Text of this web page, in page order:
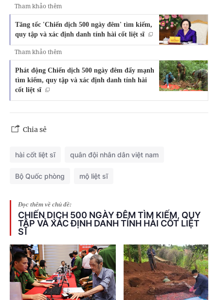
Tham khảo thêm
Tăng tốc 'Chiến dịch 500 ngày đêm' tìm kiếm,
quy tập và xác định danh tính hài cốt liệt sĩ
Tham khảo thêm
Phát động Chiến dịch 500 ngày đêm đẩy mạnh
tìm kiếm, quy tập và xác định danh tính hài
cốt liệt sĩ
Chia sẻ
hài cốt liệt sĩ quân đội nhân dân việt nam
Bộ Quốc phòng mộ liệt sĩ
Đọc thêm về chủ đề:
CHIẾN DỊCH 500 NGÀY ĐÊM TÌM KIẾM, QUY
TẬP VÀ XÁC ĐỊNH DANH TÍNH HÀI CỐT LIỆT
SĨ